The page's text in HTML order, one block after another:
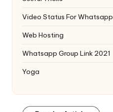
Video Status For Whatsapp
Web Hosting
Whatsapp Group Link 2021
Yoga